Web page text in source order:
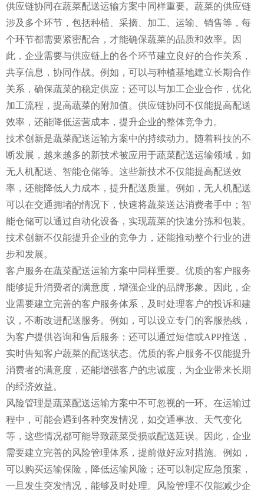
供应链协同在蔬菜配送运输方案中同样重要。蔬菜的供应链
涉及多个环节，包括种植、采摘、加工、运输、销售等，每
个环节都需要紧密配合，才能确保蔬菜的品质和效率。因
此，企业需要与供应链上的各个环节建立良好的合作关系，
共享信息，协同作战。例如，可以与种植基地建立长期合作
关系，确保蔬菜的稳定供应；还可以与加工企业合作，优化
加工流程，提高蔬菜的附加值。供应链协同不仅能提高配送
效率，还能降低运营成本，提升企业的整体竞争力。
技术创新是蔬菜配送运输方案中的持续动力。随着科技的不
断发展，越来越多的新技术被应用于蔬菜配送运输领域，如
无人机配送、智能仓储等。这些新技术不仅能提高配送效
率，还能降低人力成本，提升配送质量。例如，无人机配送
可以在交通拥堵的情况下，快速将蔬菜送达消费者手中；智
能仓储可以通过自动化设备，实现蔬菜的快速分拣和包装。
技术创新不仅能提升企业的竞争力，还能推动整个行业的进
步和发展。
客户服务在蔬菜配送运输方案中同样重要。优质的客户服务
能够提升消费者的满意度，增强企业的品牌形象。因此，企
业需要建立完善的客户服务体系，及时处理客户的投诉和建
议，不断改进配送服务。例如，可以设立专门的客服热线，
为客户提供咨询和售后服务；还可以通过短信或APP推送，
实时告知客户蔬菜的配送状态。优质的客户服务不仅能提升
消费者的满意度，还能增强客户的忠诚度，为企业带来长期
的经济效益。
风险管理是蔬菜配送运输方案中不可忽视的一环。在运输过
程中，可能会遇到各种突发情况，如交通事故、天气变化
等，这些情况都可能导致蔬菜受损或配送延误。因此，企业
需要建立完善的风险管理体系，提前做好应对措施。例如，
可以购买运输保险，降低运输风险；还可以制定应急预案，
一旦发生突发情况，能够及时处理。风险管理不仅能减少企